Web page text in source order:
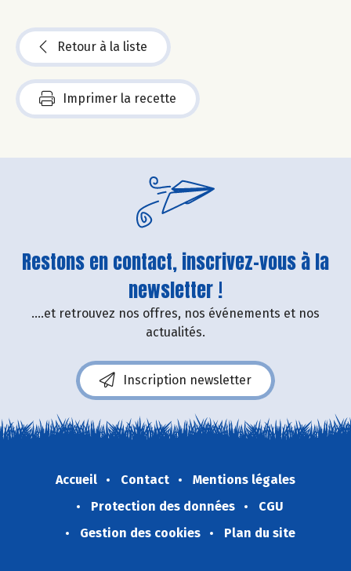
Retour à la liste
Imprimer la recette
Restons en contact, inscrivez-vous à la
newsletter !
....et retrouvez nos offres, nos événements et nos
actualités.
Inscription newsletter
Accueil Contact
Mentions légales
Protection des données
CGU
Gestion des cookies
Plan du site